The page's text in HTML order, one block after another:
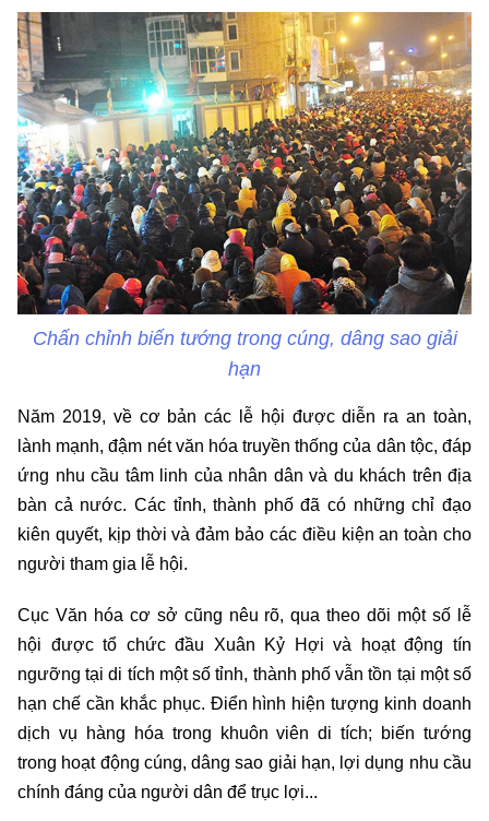
Chấn chỉnh biến tướng trong cúng, dâng sao giải
hạn
Năm 2019, về cơ bản các lễ hội được diễn ra an toàn,
lành mạnh, đậm nét văn hóa truyền thống của dân tộc, đáp
ứng nhu cầu tâm linh của nhân dân và du khách trên địa
bàn cả nước. Các tỉnh, thành phố đã có những chỉ đạo
kiên quyết, kịp thời và đảm bảo các điều kiện an toàn cho
người tham gia lễ hội.
Cục Văn hóa cơ sở cũng nêu rõ, qua theo dõi một số lễ
hội được tổ chức đầu Xuân Kỷ Hợi và hoạt động tín
ngưỡng tại di tích một số tỉnh, thành phố vẫn tồn tại một số
hạn chế cần khắc phục. Điển hình hiện tượng kinh doanh
dịch vụ hàng hóa trong khuôn viên di tích; biến tướng
trong hoạt động cúng, dâng sao giải hạn, lợi dụng nhu cầu
chính đáng của người dân để trục lợi...